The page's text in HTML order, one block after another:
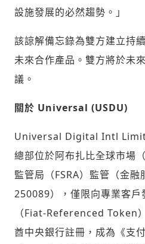
登入或註冊
歡迎您加入《
掌握國際政
輸入 Email 驗證碼
請輸入發送到
驗證
設施發展的必然趨勢。」
該諒解備忘錄為雙方建立持
未來合作產品。雙方將於未
議。
關於 Universal (USDU)
Universal Digital Intl
總部位於阿布扎比全球市場
監管局（FSRA）監管（金融
250089），僅限向專業客戶
（Fiat-Referenced Token
酋中央銀行註冊，成為《支